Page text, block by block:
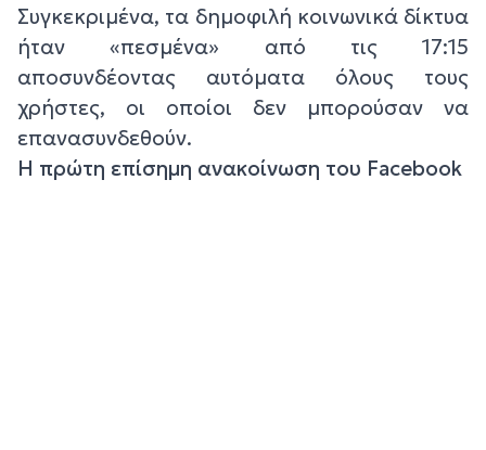
Συγκεκριμένα, τα δημοφιλή κοινωνικά δίκτυα
ήταν «πεσμένα» από τις 17:15
αποσυνδέοντας αυτόματα όλους τους
χρήστες, οι οποίοι δεν μπορούσαν να
επανασυνδεθούν.
Η πρώτη επίσημη ανακοίνωση του Facebook